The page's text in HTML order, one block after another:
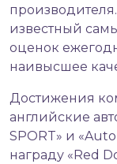
известный
оценок
наивысшее
Достижения
английские
SPORT» и
награду «Red